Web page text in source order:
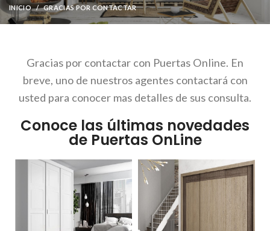
INICIO GRACIAS POR CONTACTAR
Gracias por contactar con Puertas Online. En
breve, uno de nuestros agentes contactará con
usted para conocer mas detalles de sus consulta.
Conoce las últimas novedades
de Puertas OnLine